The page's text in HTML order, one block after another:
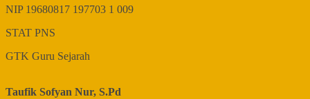
NIP 19680817 197703 1 009
STAT PNS
GTK Guru Sejarah
Taufik Sofyan Nur, S.Pd